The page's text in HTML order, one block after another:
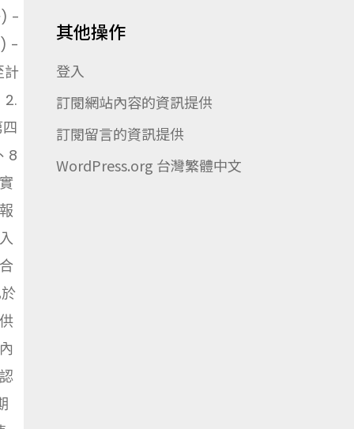
-
-
8
其他操作
登入
訂閱網站內容的資訊提供
訂閱留言的資訊提供
WordPress.org 台灣繁體中文